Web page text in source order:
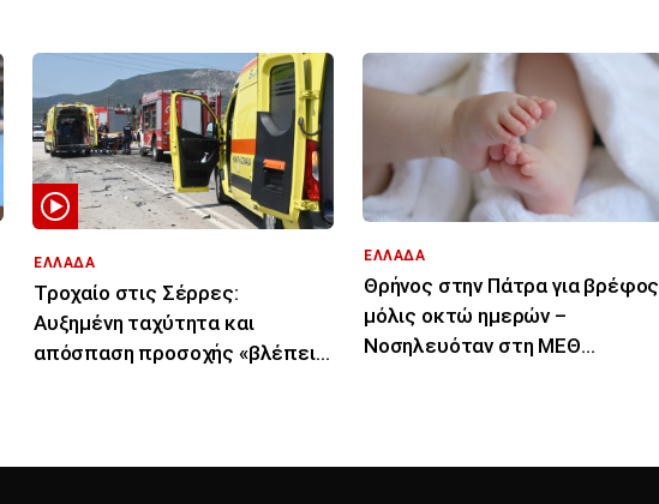
ΕΛΛΑΔΑ
Τροχαίο στις Σέρρες:
Αυξημένη ταχύτητα και
απόσπαση προσοχής «βλέπει»
ΕΛΛΑΔΑ
Θρήνος στην Πάτρα για βρέφος
μόλις οκτώ ημερών –
Νοσηλευόταν στη ΜΕΘ